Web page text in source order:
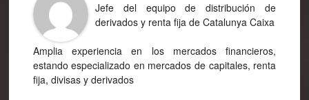
Jefe del equipo de distribución de
derivados y renta fija de Catalunya Caixa
Amplia experiencia en los mercados financieros,
estando especializado en mercados de capitales, renta
fija, divisas y derivados